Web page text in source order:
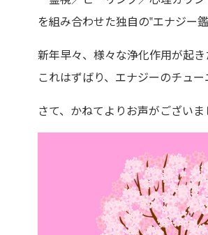
を組み合わせた独自の‟エナジー
新年早々、様々な浄化作用が起
これはずばり、エナジーのチュ
さて、かねてよりお声がござい